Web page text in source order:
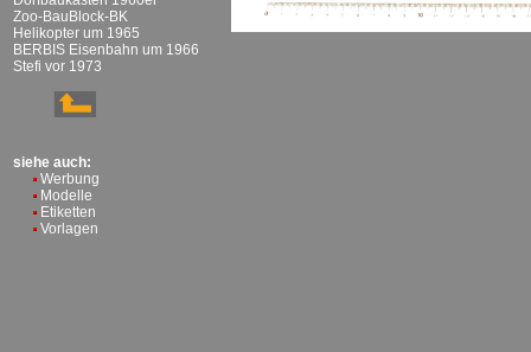
Zoo-BauBlock-BK
Helikopter um 1965
BERBIS Eisenbahn um 1966
Stefi vor 1973
siehe auch:
Werbung
Modelle
Etiketten
Vorlagen